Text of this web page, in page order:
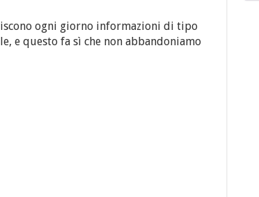
ogni giorno informazioni di tipo
e questo fa sì che non abbandoniamo